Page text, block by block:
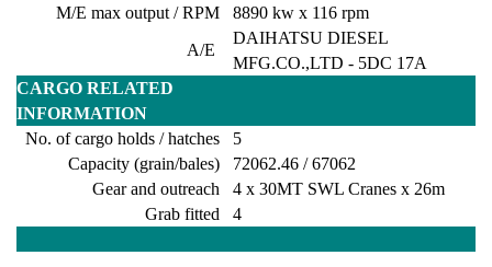
M/E max output / RPM
8890 kw x 116 rpm
A/E
DAIHATSU DIESEL
MFG.CO.,LTD - 5DC 17A
CARGO RELATED
INFORMATION
No. of cargo holds / hatches
5
Capacity (grain/bales)
72062.46 / 67062
Gear and outreach
4 x 30MT SWL Cranes x 26m
Grab fitted
4